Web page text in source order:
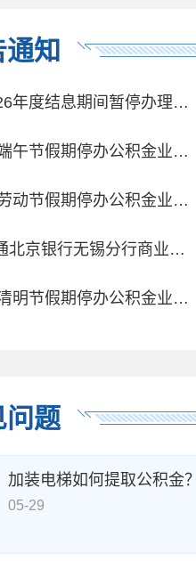
知
度结息期间暂停办理业务的通知
节假期停办公积金业务安排
节假期停办公积金业务安排
无锡分行商业性住房贷款委托还贷业务的通知
节假期停办公积金业务安排
问题
加装电梯如何提取公积金？
05-29